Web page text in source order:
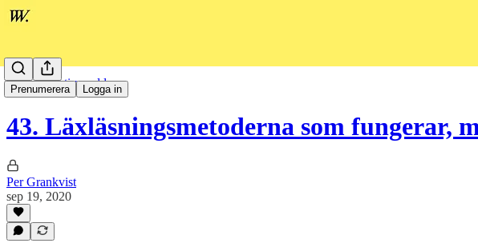
Prenumerera Logga in
🎧 Perspektiv-podden
43. Läxläsningsmetoderna som fungerar,
Per Grankvist
sep 19, 2020